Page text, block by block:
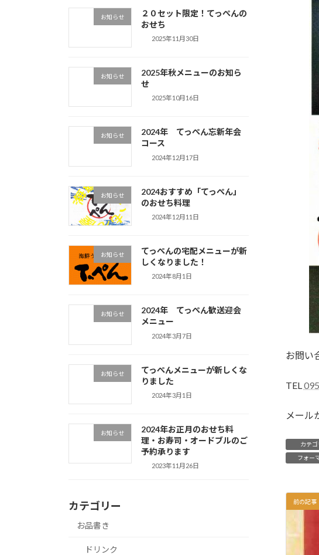
お問い
TEL
メール
カテゴ
フォー
前の記事
お知らせ
２０セット限定！てっぺんの
おせち
2025年11月30日
お知らせ
2025年秋メニューのお知ら
せ
2025年10月16日
お知らせ
2024年 てっぺん忘新年会
コース
2024年12月17日
お知らせ
2024おすすめ「てっぺん」
のおせち料理
2024年12月11日
お知らせ
てっぺんの宅配メニューが新
しくなりました！
2024年8月1日
お知らせ
2024年 てっぺん歓送迎会
メニュー
2024年3月7日
お知らせ
てっぺんメニューが新しくな
りました
2024年3月1日
お知らせ
2024年お正月のおせち料
理・お寿司・オードブルのご
予約承ります
2023年11月26日
カテゴリー
お品書き
ドリンク